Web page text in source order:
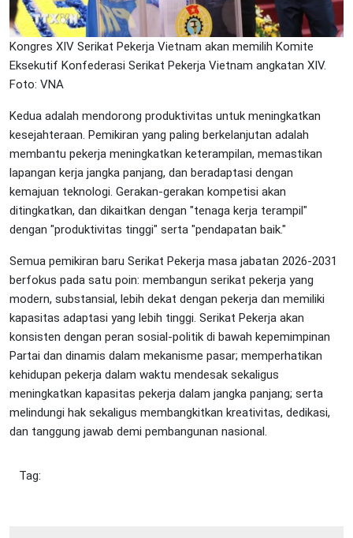
Kongres XIV Serikat Pekerja Vietnam akan memilih Komite
Eksekutif Konfederasi Serikat Pekerja Vietnam angkatan XIV.
Foto: VNA
Kedua adalah mendorong produktivitas untuk meningkatkan
kesejahteraan. Pemikiran yang paling berkelanjutan adalah
membantu pekerja meningkatkan keterampilan, memastikan
lapangan kerja jangka panjang, dan beradaptasi dengan
kemajuan teknologi. Gerakan-gerakan kompetisi akan
ditingkatkan, dan dikaitkan dengan "tenaga kerja terampil"
dengan "produktivitas tinggi" serta "pendapatan baik."
Semua pemikiran baru Serikat Pekerja masa jabatan 2026-2031
berfokus pada satu poin: membangun serikat pekerja yang
modern, substansial, lebih dekat dengan pekerja dan memiliki
kapasitas adaptasi yang lebih tinggi. Serikat Pekerja akan
konsisten dengan peran sosial-politik di bawah kepemimpinan
Partai dan dinamis dalam mekanisme pasar; memperhatikan
kehidupan pekerja dalam waktu mendesak sekaligus
meningkatkan kapasitas pekerja dalam jangka panjang; serta
melindungi hak sekaligus membangkitkan kreativitas, dedikasi,
dan tanggung jawab demi pembangunan nasional.
Tag: